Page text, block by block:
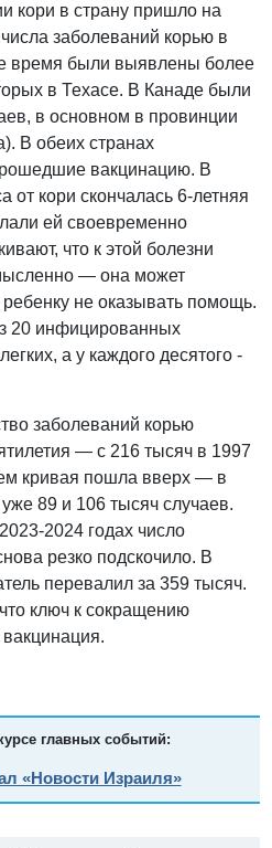
кори в страну пришло на
заболеваний корью в
время были выявлены более
в Техасе. В Канаде были
в основном в провинции
В обеих странах
вакцинацию. В
от кори скончалась 6-летняя
ей своевременно
что к этой болезни
— она может
не оказывать помощь.
20 инфицированных
а у каждого десятого -
заболеваний корью
— с 216 тысяч в 1997
кривая пошла вверх — в
89 и 106 тысяч случаев.
2024 годах число
резко подскочило. В
перевалил за 359 тысяч.
ключ к сокращению
главных событий:
«Новости Израиля»